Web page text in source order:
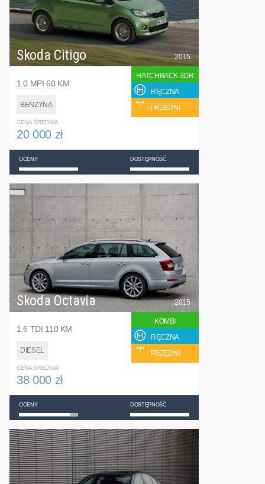
Skoda Citigo
1.0 MPI 60 KM
BENZYNA
2015
HATCHBACK 3DR
RĘCZNA
PRZEDNI
CENA ŚREDNIA
20 000 zł
OCENY DOSTĘPNOŚĆ
Skoda Octavia
1.6 TDI 110 KM
DIESEL
2015
KOMBI
RĘCZNA
PRZEDNI
CENA ŚREDNIA
38 000 zł
OCENY DOSTĘPNOŚĆ